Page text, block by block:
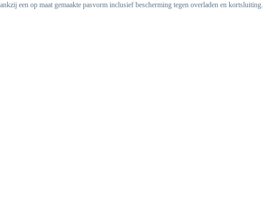
een op maat gemaakte pasvorm inclusief bescherming tegen overladen en kortsluiting.